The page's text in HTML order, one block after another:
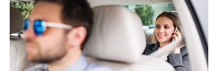
Mentions légales
Privacy